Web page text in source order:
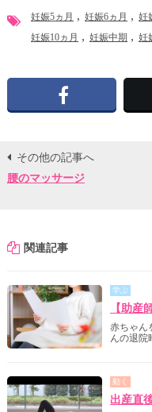
妊娠5ヵ月 妊娠6ヵ月 妊
妊娠10ヵ月 妊娠中期 妊
その他の記事へ
腰のマッサージ
関連記事
学ぶ
【助産
赤ちゃん
んの退院
動く
出産直